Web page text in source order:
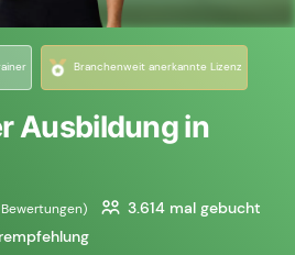
Branchenweit anerkannte Lizenz
Ausbildung in
3.614mal gebucht